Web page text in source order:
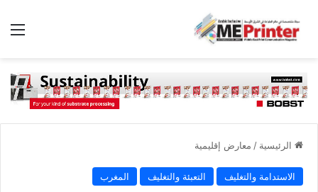
الرئيسية / معارض إقليمية
الاستدامة والتغليف التعبئة والتغليف المغرب